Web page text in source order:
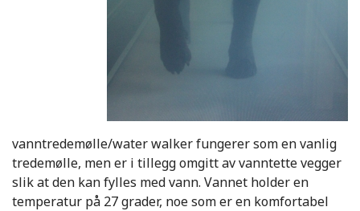
vanntredemølle/water walker fungerer som en vanlig
tredemølle, men er i tillegg omgitt av vanntette vegger
slik at den kan fylles med vann. Vannet holder en
temperatur på 27 grader, noe som er en komfortabel